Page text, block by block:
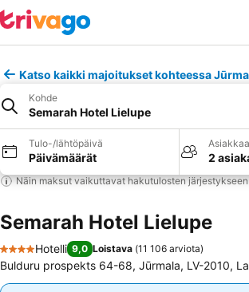
Katso kaikki majoitukset kohteessa
Kohde
Semarah Hotel Lielupe
Tulo-/lähtöpäivä
Päivämäärät 2
Näin maksut vaikuttavat hakutulosten järjestykseen
Semarah Hotel Lielupe
4 Tähtiluokitus
Hotelli 9,0 Loistava (11 106 arviota)
Bulduru prospekts 64-68, Jūrmala, LV-2010,